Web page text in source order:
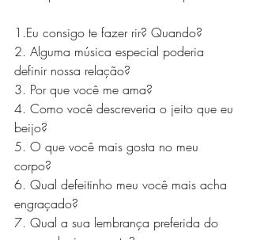
1.Eu consigo te fazer rir? Quando?
2. Alguma música especial poderia
definir nossa relação?
3. Por que você me ama?
4. Como você descreveria o jeito que eu
beijo?
5. O que você mais gosta no meu
corpo?
6. Qual defeitinho meu você mais acha
engraçado?
7. Qual a sua lembrança preferida do